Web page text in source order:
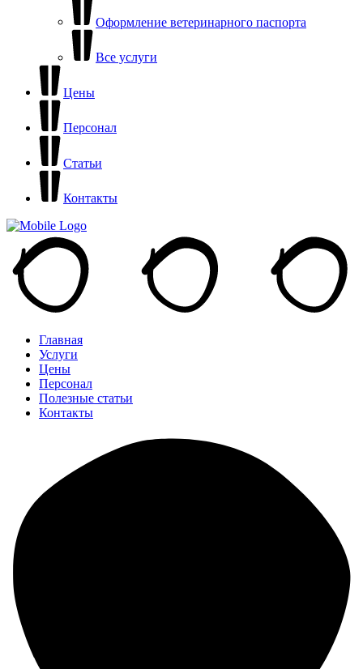
Оформление ветеринарного паспорта
Все услуги
Цены
Персонал
Статьи
Контакты
Главная
Услуги
Цены
Персонал
Полезные статьи
Контакты